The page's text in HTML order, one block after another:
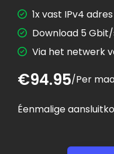
1x vast IPv4 adres
Download 5
Via het netwerk
€94.95/Per
Éenmalige